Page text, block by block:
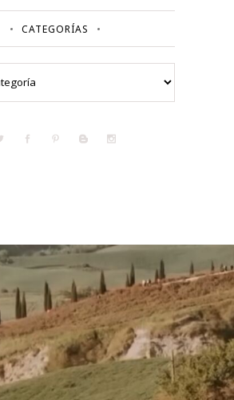
CATEGORÍAS